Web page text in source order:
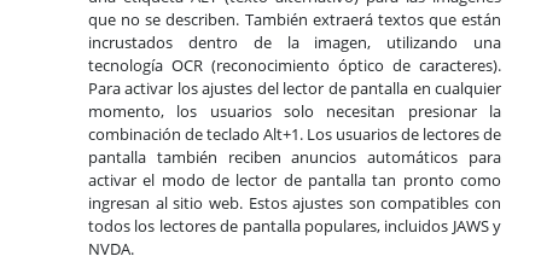
que no se describen. También extraerá textos que están
incrustados dentro de la imagen, utilizando una
tecnología OCR (reconocimiento óptico de caracteres).
Para activar los ajustes del lector de pantalla en cualquier
momento, los usuarios solo necesitan presionar la
combinación de teclado Alt+1. Los usuarios de lectores de
pantalla también reciben anuncios automáticos para
activar el modo de lector de pantalla tan pronto como
ingresan al sitio web. Estos ajustes son compatibles con
todos los lectores de pantalla populares, incluidos JAWS y
NVDA.